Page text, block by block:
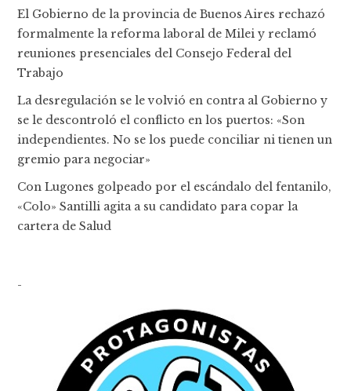
El Gobierno de la provincia de Buenos Aires rechazó
formalmente la reforma laboral de Milei y reclamó
reuniones presenciales del Consejo Federal del
Trabajo
La desregulación se le volvió en contra al Gobierno y
se le descontroló el conflicto en los puertos: «Son
independientes. No se los puede conciliar ni tienen un
gremio para negociar»
Con Lugones golpeado por el escándalo del fentanilo,
«Colo» Santilli agita a su candidato para copar la
cartera de Salud
-